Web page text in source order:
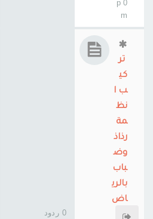
0 p
m
تر
كي
ب ا
نظ
مة
رذاذ
وض
باب
بالري
اض
بوا
0 ردود